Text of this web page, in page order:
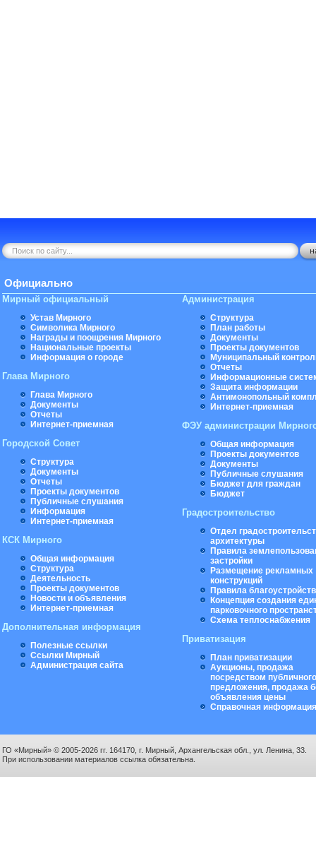
Официально
Мирный официальный
Устав Мирного
Символика Мирного
Награды и поощрения Мирного
Национальные проекты
Информация о городе
Глава Мирного
Глава Мирного
Документы
Отчеты
Интернет-приемная
Городской Совет
Структура
Документы
Отчеты
Проекты документов
Публичные слушания
Информация
Интернет-приемная
КСК Мирного
Общая информация
Структура
Деятельность
Проекты документов
Новости и объявления
Интернет-приемная
Дополнительная информация
Полезные ссылки
Ссылки Мирный
Администрация сайта
Администрация
Структура
План работы
Документы
Проекты документов
Муниципальный
Отчеты
Информационные
Защита информации
Антимонопольный
Интернет-приемная
ФЭУ администрации
Общая информация
Проекты документов
Документы
Публичные слушания
Бюджет для граждан
Бюджет
Градостроительство
Отдел
архитектуры
Правила
застройки
Размещение рекламных
конструкций
Правила
Концепция создания
парковочного
Схема теплоснабжения
Приватизация
План приватизации
Аукционы, продажа
посредством публичного
предложения, продажа
объявления цены
Справочная информация
ГО «Мирный» © 2005-2026 гг. 164170, г. Мирный, Архангельская обл., ул. Ленина, 33.
При использовании материалов ссылка обязательна.